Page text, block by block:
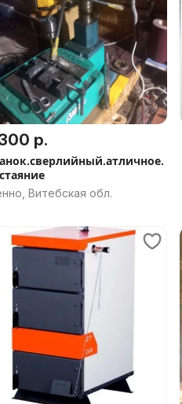
р.
Витебская обл.